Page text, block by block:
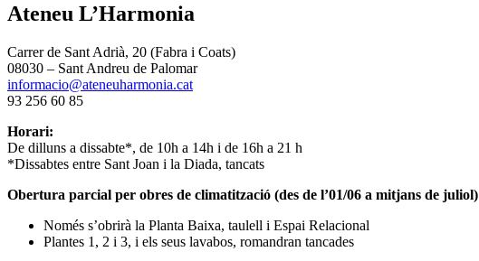
Ateneu L’Harmonia
Carrer de Sant Adrià, 20 (Fabra i Coats)
08030 – Sant Andreu de Palomar
informacio@ateneuharmonia.cat
93 256 60 85
Horari:
De dilluns a dissabte*, de 10h a 14h i de 16h a 21 h
*Dissabtes entre Sant Joan i la Diada, tancats
Obertura parcial per obres de climatització (des de l’01/06 a mitjans de juliol)
Només s’obrirà la Planta Baixa, taulell i Espai Relacional
Plantes 1, 2 i 3, i els seus lavabos, romandran tancades